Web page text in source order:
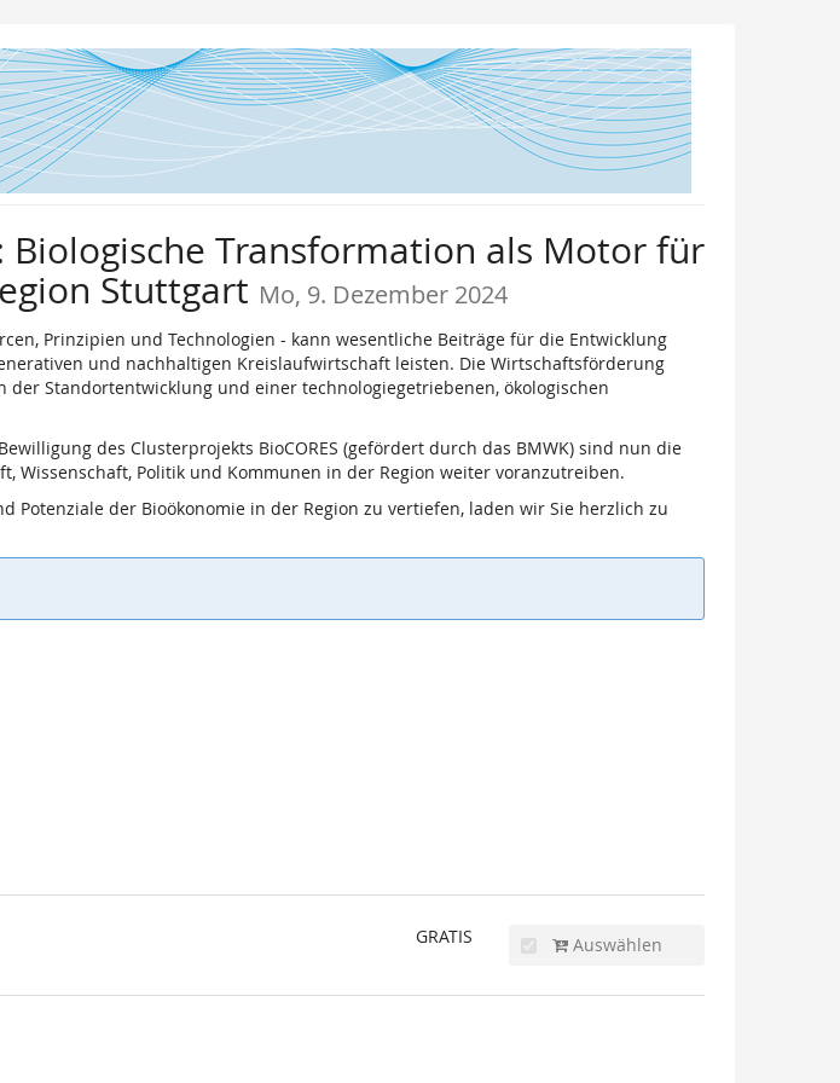
Transformation als Motor für
Stuttgart Mo, 9. Dezember 2024
Prinzipien und Technologien - kann wesentliche Beiträge für die Entwicklung
und nachhaltigen Kreislaufwirtschaft leisten. Die Wirtschaftsförderung
Standortentwicklung und einer technologiegetriebenen, ökologischen
des Clusterprojekts BioCORES (gefördert durch das BMWK) sind nun die
Wissenschaft, Politik und Kommunen in der Region weiter voranzutreiben.
der Bioökonomie in der Region zu vertiefen, laden wir Sie herzlich zu
GRATIS Auswählen